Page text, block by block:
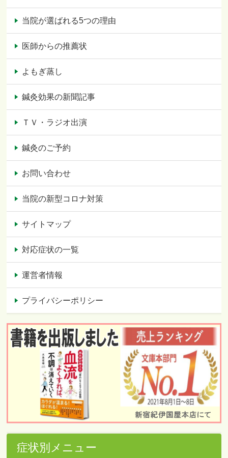
当院が選ばれる5つの理由
医師からの推薦状
よもぎ蒸し
鍼灸効果の新聞記事
ＴＶ・ラジオ出演
鍼灸のご予約
お問い合わせ
当院の新型コロナ対策
サイトマップ
対応症状の一覧
運営者情報
プライバシーポリシー
症状別メニュー